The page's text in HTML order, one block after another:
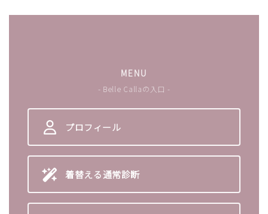
MENU
- Belle Callaの入口 -
プロフィール
着替える通常診断